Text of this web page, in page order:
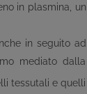
in plasmina, un
in seguito ad
mediato dalla
tessutali e quelli